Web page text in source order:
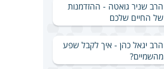
הרב שניר גואטה - ההזדמנות
של החיים שלכם
הרב יגאל כהן - איך לקבל שפע
מהשמיים?